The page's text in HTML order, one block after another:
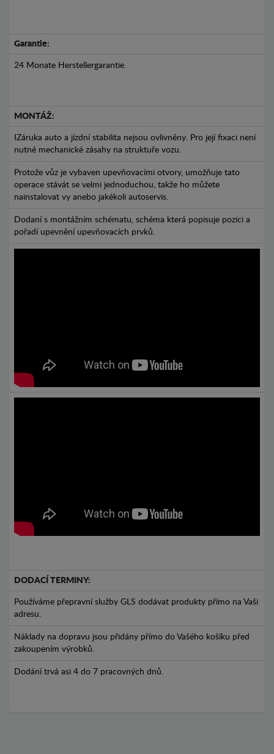
Garantie:
24 Monate Herstellergarantie.
MONTÁŽ:
IZáruka auto a jízdní stabilita nejsou ovlivněny. Pro její fixaci není
nutné mechanické zásahy na struktuře vozu.
Protože vůz je vybaven upevňovacími otvory, umožňuje tato
operace stávát se velmi jednoduchou, takže ho můžete
nainstalovat vy anebo jakékoli autoservis.
Dodaní s montážním schématu, schéma která popisuje pozici a
pořadí upevnění upevňovacích prvků.
DODACÍ TERMINY:
Používáme přepravní služby GLS dodávat produkty přímo na Vaši
adresu.
Náklady na dopravu jsou přidány přímo do Vašého košíku před
zakoupením výrobků.
Dodání trvá asi 4 do 7 pracovných dnů.